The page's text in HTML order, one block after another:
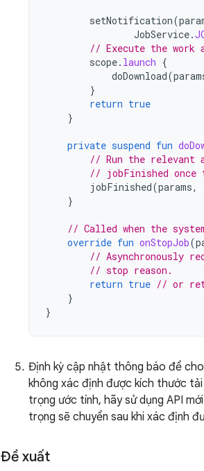
setNotification(
JobService.
// Execute the work
scope. launch {
doDownload(
}
return true
}
private suspend fun
// Run the relevant
// jobFinished once
jobFinished(params,
}
// Called when the
override fun onStopJob(
// Asynchronously
// stop reason.
return true // or
}
}
Định kỳ cập nhật thông báo để
không xác định được kích thước
trọng ước tính, hãy sử dụng API
trọng sẽ chuyển sau khi xác định
Đề xuất